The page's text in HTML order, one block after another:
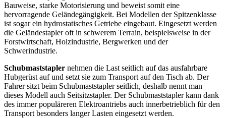
Bauweise, starke Motorisierung und beweist somit eine
hervorragende Geländegängigkeit. Bei Modellen der Spitzenklasse
ist sogar ein hydrostatisches Getriebe eingebaut. Eingesetzt werden
die Geländestapler oft in schwerem Terrain, beispielsweise in der
Forstwirtschaft, Holzindustrie, Bergwerken und der
Schwerindustrie.
Schubmaststapler nehmen die Last seitlich auf das ausfahrbare
Hubgerüst auf und setzt sie zum Transport auf den Tisch ab. Der
Fahrer sitzt beim Schubmaststapler seitlich, deshalb nennt man
dieses Modell auch Seitsitzstapler. Der Schubmaststapler kann dank
des immer populäreren Elektroantriebs auch innerbetrieblich für den
Transport besonders langer Lasten eingesetzt werden.